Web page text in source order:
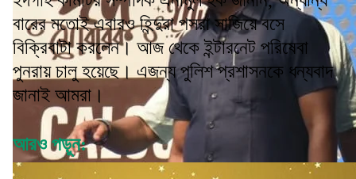
বারের মতোই এবারও হিন্দুরা পসরা সাজিয়ে বসে
বিক্রিবাটা করলেন। আজ থেকে ইন্টারনেট পরিষেবা
পুনরায় চালু হয়েছে। এজন্য পুলিশ প্রশাসনকে ধন্যবাদ
জানাই আমরা।
আরও পড়ুন: